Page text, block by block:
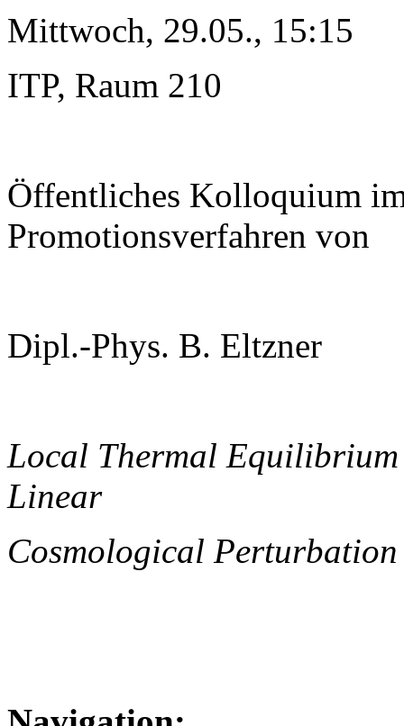
Mittwoch, 29.05., 15:15
ITP, Raum 210
Öffentliches Kolloquium
Promotionsverfahren von
Dipl.-Phys. B. Eltzner
Local Thermal Equilibrium
Linear
Cosmological